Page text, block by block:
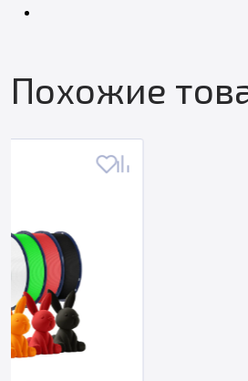
Похожие